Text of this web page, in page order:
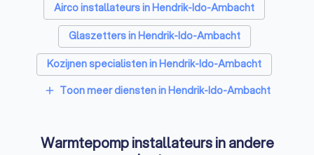
Airco installateurs in Hendrik-Ido-Ambacht
Glaszetters in Hendrik-Ido-Ambacht
Kozijnen specialisten in Hendrik-Ido-Ambacht
Zonnepanelen-installateurs in Hendrik-Ido-Ambacht
Thuisbatterij installateurs in Hendrik-Ido-Ambacht
add Toon meer diensten in Hendrik-Ido-Ambacht
Warmtepomp installateurs in andere